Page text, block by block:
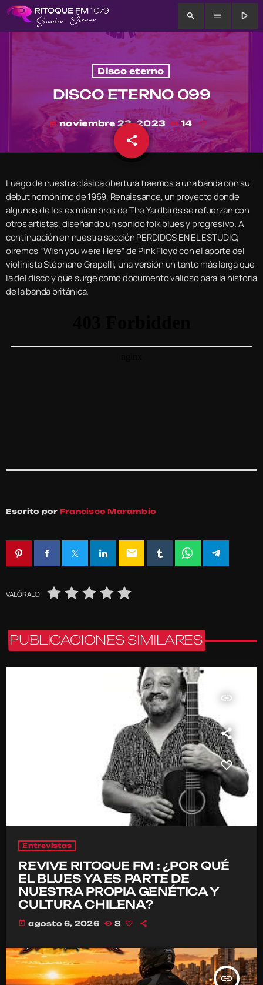
search menu play_arrow
Disco eterno
DISCO ETERNO 099
today noviembre 23, 2023 14
share
email
Luego de nuestra clásica obertura traemos a una banda con su
debut homónimo de 1969, Renaissance, un proyecto donde
algunos de los ex miembros de The Yardbirds se refuerzan con
otros artistas, diseñando un sonido folk blues y progresivo. A
continuación en nuestra sección PERDIDOS EN EL ESTUDIO,
oiremos “Wish you were Here” de Pink Floyd con el aporte del
violinista Stéphane Grapelli, una versión un tanto más larga que
la del disco y que surge como documento valioso para la historia
de la banda británica.
Escrito por Francisco Marambio
email
VALÓRALO
PUBLICACIONES SIMILARES
insert_link
Entrevistas
REVIVE RITOQUE FM : ¿POR QUÉ
EL BLUES YA ES PARTE DE
NUESTRA PROPIA GENÉTICA Y
CULTURA CHILENA?
today agosto 6, 2026 8
insert_link